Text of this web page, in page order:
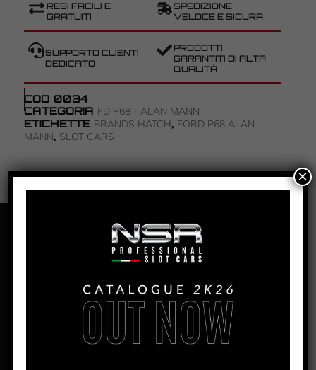
RESI FACILI E
GRATUITI
SPEDIZIONE
VELOCE E SICURA
SUPPORTO CLIENTI
DEDICATO
PRODOTTI
GARANTITI DI ALTA
QUALITÀ
COD 0034
CATEGORIA FD P68 - ALAN MANN
ETICHETTE BRANDS HATCH, FORD P68 ALAN
MANN, SLOT CARS
PANORAMICA
P68 ALAN MANN – BRANDS
HATCH 1968 – #34
PRODUZIONE: 2017
MOTORE SW:Shark 20K – 20.000 rpm
×